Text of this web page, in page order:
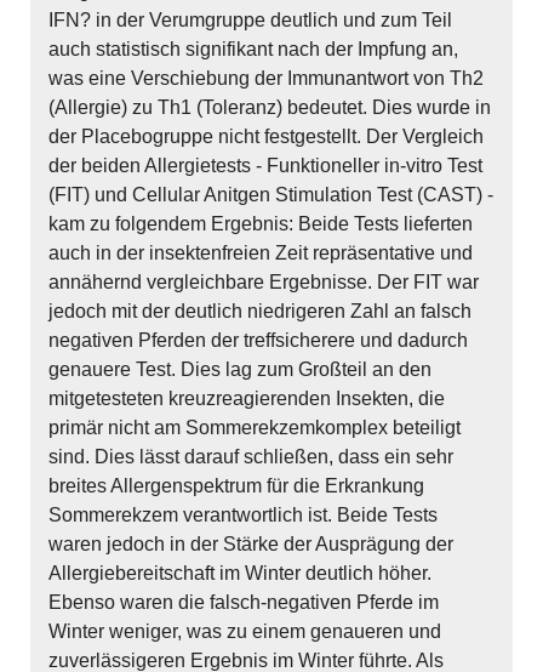
IFN? in der Verumgruppe deutlich und zum Teil
auch statistisch signifikant nach der Impfung an,
was eine Verschiebung der Immunantwort von Th2
(Allergie) zu Th1 (Toleranz) bedeutet. Dies wurde in
der Placebogruppe nicht festgestellt. Der Vergleich
der beiden Allergietests - Funktioneller in-vitro Test
(FIT) und Cellular Anitgen Stimulation Test (CAST) -
kam zu folgendem Ergebnis: Beide Tests lieferten
auch in der insektenfreien Zeit repräsentative und
annähernd vergleichbare Ergebnisse. Der FIT war
jedoch mit der deutlich niedrigeren Zahl an falsch
negativen Pferden der treffsicherere und dadurch
genauere Test. Dies lag zum Großteil an den
mitgetesteten kreuzreagierenden Insekten, die
primär nicht am Sommerekzemkomplex beteiligt
sind. Dies lässt darauf schließen, dass ein sehr
breites Allergenspektrum für die Erkrankung
Sommerekzem verantwortlich ist. Beide Tests
waren jedoch in der Stärke der Ausprägung der
Allergiebereitschaft im Winter deutlich höher.
Ebenso waren die falsch-negativen Pferde im
Winter weniger, was zu einem genaueren und
zuverlässigeren Ergebnis im Winter führte. Als